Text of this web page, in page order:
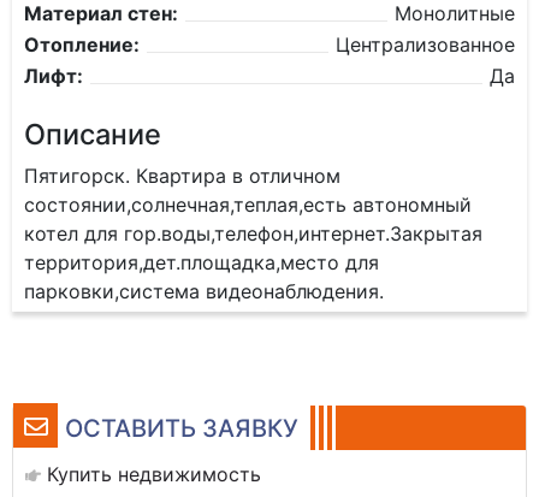
ОСТАВИТЬ ЗАЯВКУ
Купить недвижимость
Материал стен:
Монолитные
Отопление:
Централизованное
Лифт:
Да
Описание
Пятигорск. Квартира в отличном
состоянии,солнечная,теплая,есть автономный
котел для гор.воды,телефон,интернет.Закрытая
территория,дет.площадка,место для
парковки,система видеонаблюдения.